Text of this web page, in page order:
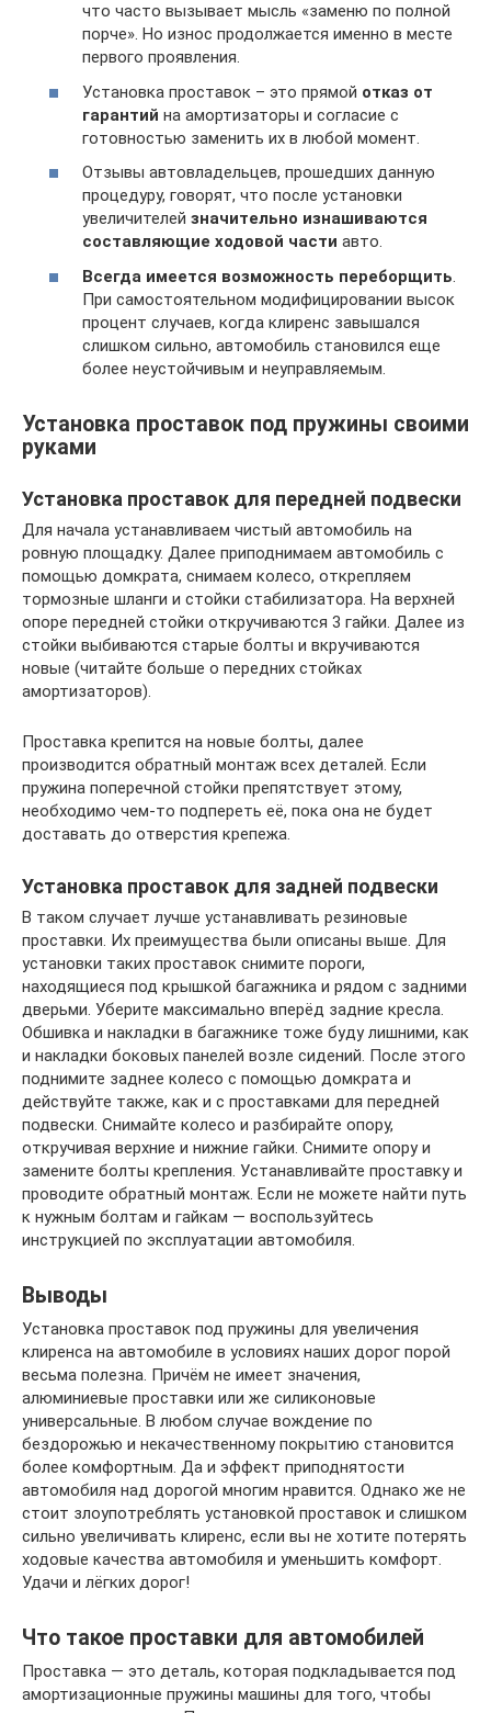
что часто вызывает мысль «заменю по полной
порче». Но износ продолжается именно в месте
первого проявления.
Установка проставок – это прямой отказ от
гарантий на амортизаторы и согласие с
готовностью заменить их в любой момент.
Отзывы автовладельцев, прошедших данную
процедуру, говорят, что после установки
увеличителей значительно изнашиваются
составляющие ходовой части авто.
Всегда имеется возможность переборщить.
При самостоятельном модифицировании высок
процент случаев, когда клиренс завышался
слишком сильно, автомобиль становился еще
более неустойчивым и неуправляемым.
Установка проставок под пружины своими
руками
Установка проставок для передней подвески
Для начала устанавливаем чистый автомобиль на
ровную площадку. Далее приподнимаем автомобиль с
помощью домкрата, снимаем колесо, открепляем
тормозные шланги и стойки стабилизатора. На верхней
опоре передней стойки откручиваются 3 гайки. Далее из
стойки выбиваются старые болты и вкручиваются
новые (читайте больше о передних стойках
амортизаторов).
Проставка крепится на новые болты, далее
производится обратный монтаж всех деталей. Если
пружина поперечной стойки препятствует этому,
необходимо чем-то подпереть её, пока она не будет
доставать до отверстия крепежа.
Установка проставок для задней подвески
В таком случает лучше устанавливать резиновые
проставки. Их преимущества были описаны выше. Для
установки таких проставок снимите пороги,
находящиеся под крышкой багажника и рядом с задними
дверьми. Уберите максимально вперёд задние кресла.
Обшивка и накладки в багажнике тоже буду лишними, как
и накладки боковых панелей возле сидений. После этого
поднимите заднее колесо с помощью домкрата и
действуйте также, как и с проставками для передней
подвески. Снимайте колесо и разбирайте опору,
откручивая верхние и нижние гайки. Снимите опору и
замените болты крепления. Устанавливайте проставку и
проводите обратный монтаж. Если не можете найти путь
к нужным болтам и гайкам — воспользуйтесь
инструкцией по эксплуатации автомобиля.
Выводы
Установка проставок под пружины для увеличения
клиренса на автомобиле в условиях наших дорог порой
весьма полезна. Причём не имеет значения,
алюминиевые проставки или же силиконовые
универсальные. В любом случае вождение по
бездорожью и некачественному покрытию становится
более комфортным. Да и эффект приподнятости
автомобиля над дорогой многим нравится. Однако же не
стоит злоупотреблять установкой проставок и слишком
сильно увеличивать клиренс, если вы не хотите потерять
ходовые качества автомобиля и уменьшить комфорт.
Удачи и лёгких дорог!
Что такое проставки для автомобилей
Проставка — это деталь, которая подкладывается под
амортизационные пружины машины для того, чтобы